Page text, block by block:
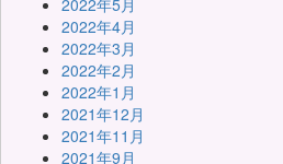
2022年5月
2022年4月
2022年3月
2022年2月
2022年1月
2021年12月
2021年11月
2021年9月